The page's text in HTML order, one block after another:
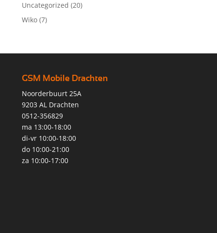
Uncategorized (20)
Wiko (7)
GSM Mobile Drachten
Noorderbuurt 25A
9203 AL Drachten
0512-356829
ma 13:00-18:00
di-vr 10:00-18:00
do 10:00-21:00
za 10:00-17:00